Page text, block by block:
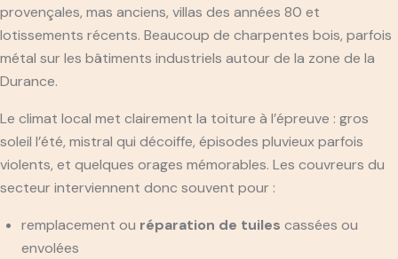
provençales, mas anciens, villas des années 80 et
lotissements récents. Beaucoup de charpentes bois, parfois
métal sur les bâtiments industriels autour de la zone de la
Durance.
Le climat local met clairement la toiture à l’épreuve : gros
soleil l’été, mistral qui décoiffe, épisodes pluvieux parfois
violents, et quelques orages mémorables. Les couvreurs du
secteur interviennent donc souvent pour :
remplacement ou réparation de tuiles cassées ou
envolées